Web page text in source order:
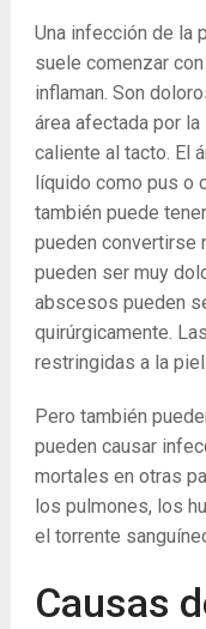
Una infección de la
suele comenzar
inflaman. Son
área afectada por
caliente al tacto. El
líquido como pus o
también puede
pueden convertirse
pueden ser muy
abscesos pueden
quirúrgicamente.
restringidas a la piel.
Pero también
pueden causar
mortales en otras
los pulmones, los
el torrente
Causas